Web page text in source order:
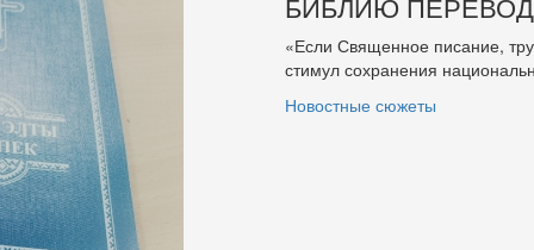
«Если Священное писание,
стимул сохранения
Новостные сюжеты